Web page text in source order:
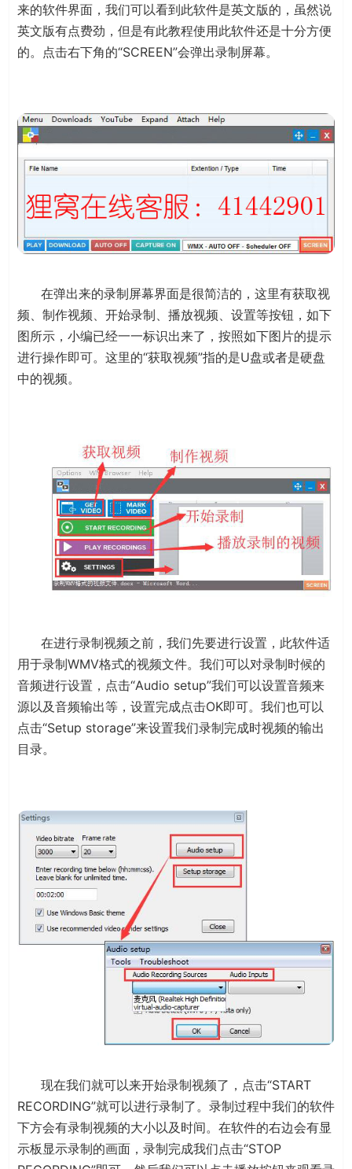
来的软件界面，我们可以看到此软件是英文版的，虽然说
英文版有点费劲，但是有此教程使用此软件还是十分方便
的。点击右下角的“SCREEN”会弹出录制屏幕。
在弹出来的录制屏幕界面是很简洁的，这里有获取视
频、制作视频、开始录制、播放视频、设置等按钮，如下
图所示，小编已经一一标识出来了，按照如下图片的提示
进行操作即可。这里的“获取视频”指的是U盘或者是硬盘
中的视频。
在进行录制视频之前，我们先要进行设置，此软件适
用于录制WMV格式的视频文件。我们可以对录制时候的
音频进行设置，点击“Audio setup”我们可以设置音频来
源以及音频输出等，设置完成点击OK即可。我们也可以
点击“Setup storage”来设置我们录制完成时视频的输出
目录。
现在我们就可以来开始录制视频了，点击“START
RECORDING”就可以进行录制了。录制过程中我们的软件
下方会有录制视频的大小以及时间。在软件的右边会有显
示板显示录制的画面，录制完成我们点击“STOP